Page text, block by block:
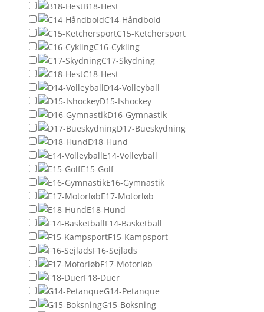
B18-Hest
C14-Håndbold
C15-Ketchersport
C16-Cykling
C17-Skydning
C18-Hest
D14-Volleyball
D15-Ishockey
D16-Gymnastik
D17-Bueskydning
D18-Hund
E14-Volleyball
E15-Golf
E16-Gymnastik
E17-Motorløb
E18-Hund
F14-Basketball
F15-Kampsport
F16-Sejlads
F17-Motorløb
F18-Duer
G14-Petanque
G15-Boksning